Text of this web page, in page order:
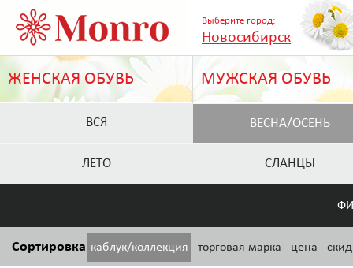
Выберите город:
Новосибирск
ЖЕНСКАЯ ОБУВЬ МУЖСКАЯ ОБУВЬ
ВСЯ ВЕСНА/ОСЕНЬ
ЛЕТО СЛАНЦЫ
Сортировка каблук/коллекция торговая марка цена